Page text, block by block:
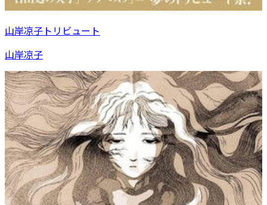
山岸凉子トリビュート
山岸凉子